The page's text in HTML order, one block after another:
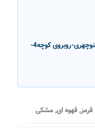
خیابان قاآنی شمالی-خیابان منوچهری-روبروی کوچه4-
قرمز,قهوه ای,مشکی